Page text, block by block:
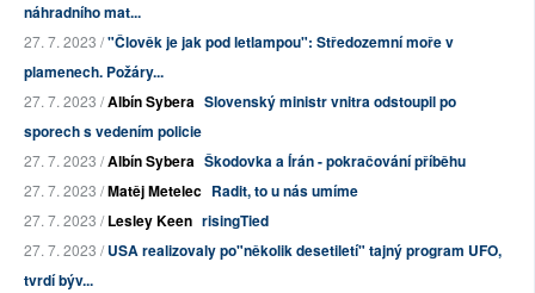
náhradního mat...
27. 7. 2023 /"Člověk je jak pod letlampou": Středozemní moře v
plamenech. Požáry...
27. 7. 2023 /Albín Sybera Slovenský ministr vnitra odstoupil po
sporech s vedením policie
27. 7. 2023 /Albín Sybera Škodovka a Írán - pokračování příběhu
27. 7. 2023 /Matěj Metelec Radit, to u nás umíme
27. 7. 2023 /Lesley Keen risingTied
27. 7. 2023 /USA realizovaly po"několik desetiletí" tajný program UFO,
tvrdí býv...